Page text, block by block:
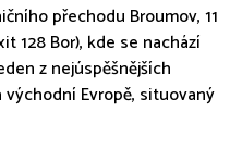
přechodu Broumov, 11
128 Bor), kde se nachází
z nejúspěšnějších
Evropě, situovaný